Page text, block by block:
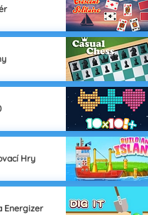
Hry
Energizer